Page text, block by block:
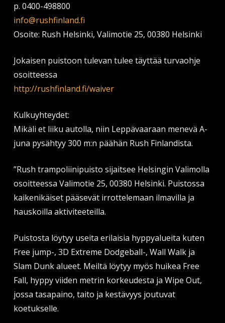
p. 0400-498800
info@rushfinland.fi
Osoite: Rush Helsinki, Valimotie 25, 00380 Helsinki
Jokaisen puistoon tulevan tulee täyttää turvaohje
osoitteessa
http://rushfinland.fi/waiver
Kulkuyhteydet:
Mikäli et liiku autolla, niin Leppävaaraan menevä A-
juna pysähtyy 300 m:n päähän Rush Finlandista.
”Rush trampoliinipuisto sijaitsee Helsingin Valimolla
osoitteessa Valimotie 25, 00380 Helsinki. Puistossa
kaikenikäiset pääsevät irrottelemaan ilmavilla ja
hauskoilla aktiviteeteilla.
Puistosta löytyy useita erilaisia hyppyalueita kuten
Free jump-, 3D Extreme Dodgeball-, Wall Walk ja
Slam Dunk alueet. Meiltä löytyy myös huikea Free
Fall, hyppy viiden metrin korkeudesta ja Wipe Out,
jossa tasapaino, taito ja kestävyys joutuvat
koetukselle.